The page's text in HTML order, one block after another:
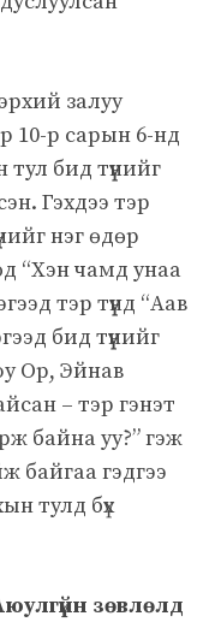
залуу
10-р сарын 6-нд
бид түүнийг
Гэхдээ тэр
нэг өдөр
“Хэн чамд унаа
тэр түүнд “Аав
бид түүнийг
Ор, Эйнав
– тэр гэнэт
байна уу?” гэж
байгаа гэдгээ
тулд бүх
зөвлөлд